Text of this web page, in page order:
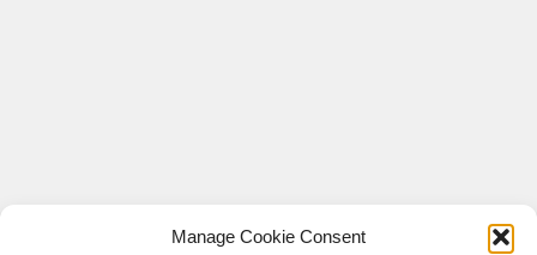
Manage Cookie Consent